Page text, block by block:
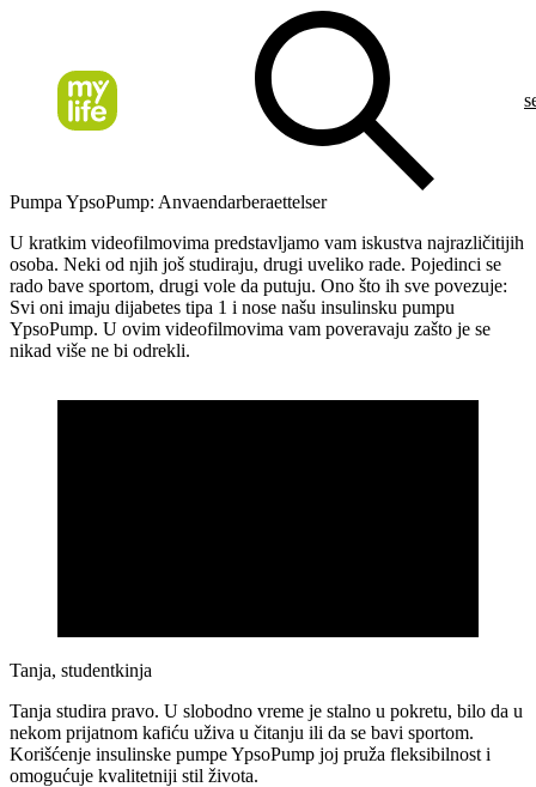
Pumpa YpsoPump: Anvaendarberaettelser
U kratkim videofilmovima predstavljamo vam iskustva najrazličitijih
osoba. Neki od njih još studiraju, drugi uveliko rade. Pojedinci se
rado bave sportom, drugi vole da putuju. Ono što ih sve povezuje:
Svi oni imaju dijabetes tipa 1 i nose našu insulinsku pumpu
YpsoPump. U ovim videofilmovima vam poveravaju zašto je se
nikad više ne bi odrekli.
Tanja, studentkinja
Tanja studira pravo. U slobodno vreme je stalno u pokretu, bilo da u
nekom prijatnom kafiću uživa u čitanju ili da se bavi sportom.
Korišćenje insulinske pumpe YpsoPump joj pruža fleksibilnost i
omogućuje kvalitetniji stil života.